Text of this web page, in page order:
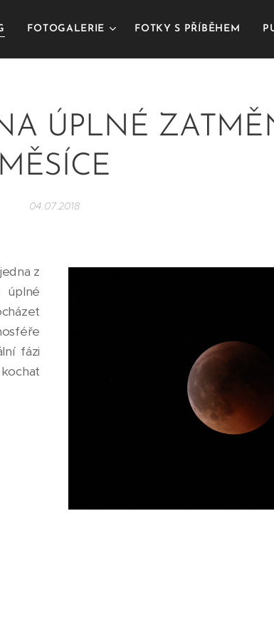
FOTOGALERIE FOTKY S PŘÍBĚHEM
ÚPLNÉ
MĚSÍCE
04.07.2018
z
úplné
fázi